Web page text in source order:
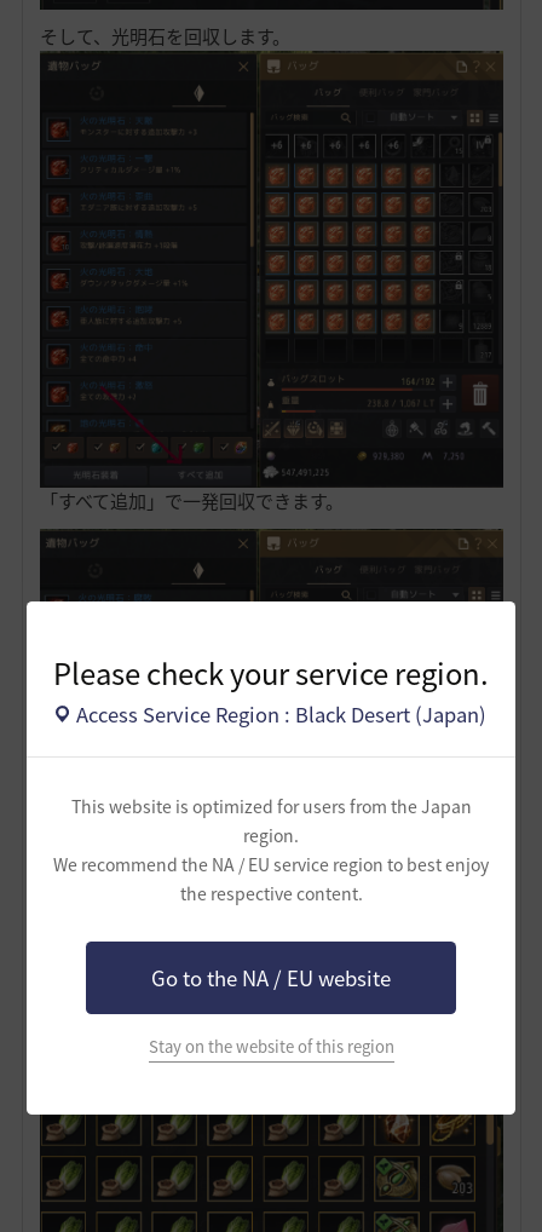
Please check your service region.
Access Service Region : Black Desert (Japan)
This website is optimized for users from the Japan
region.
We recommend the NA / EU service region to best enjoy
the respective content.
Go to the NA / EU website
Stay on the website of this region
そして、光明石を回収します。
「すべて追加」で一発回収できます。
そうして空いた隙間に